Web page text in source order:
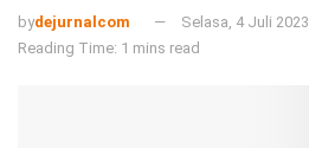
bydejurnalcom
Selasa, 4 Juli 2023
Reading Time: 1 mins read